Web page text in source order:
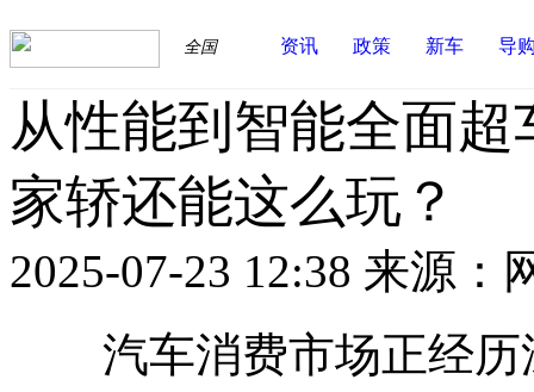
全国 资讯 政策 新车 导
从性能到智能全面超
家轿还能这么玩？
2025-07-23 12:38 来源：
汽车消费市场正经历